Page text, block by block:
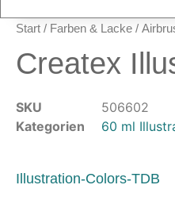
Airbrush-Pistolen
Ersatzteile & Tuning
Kompressoren &
Kompressoren
Anschlüsse &
Start / Farben & Lacke /
Createx
SKU
506602
Kategorien
60 ml
Illustration-Colors-TDB